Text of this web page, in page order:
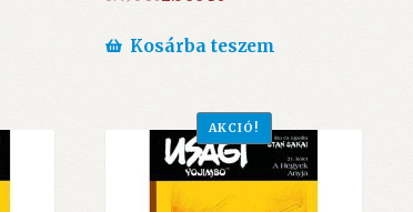
was:
is:
Kosárba teszem
AKCIÓ!